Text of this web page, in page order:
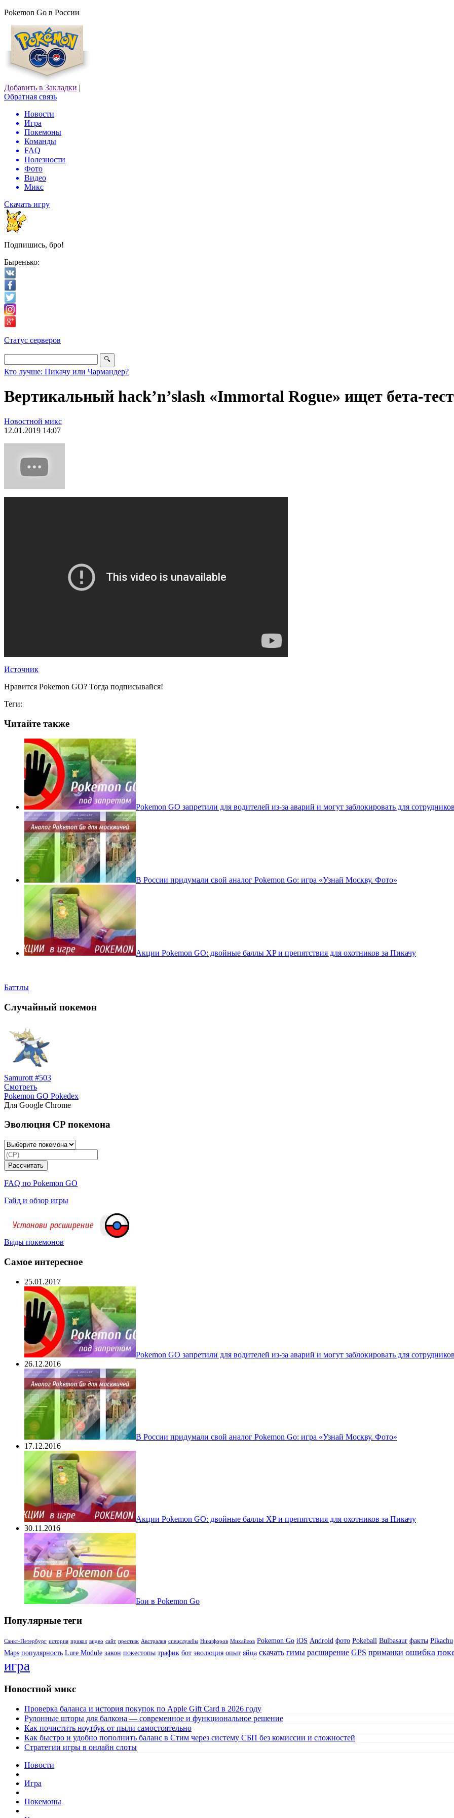
Pokemon Go в России
Добавить в Закладки |
Обратная связь
Новости
Игра
Покемоны
Команды
FAQ
Полезности
Фото
Видео
Микс
Скачать игру
Подпишись, бро!
Быренько:
Статус серверов
Кто лучше: Пикачу или Чармандер?
Вертикальный hack’n’slash «Immortal Rogue» ищет бета-
Новостной микс
12.01.2019 14:07
Источник
Нравится Pokemon GO? Тогда подписывайся!
Теги:
Читайте также
Pokеmon GO запретили для водителей из-за аварий и могут заблокировать для
В России придумали свой аналог Pokemon Go: игра «Узнай Москву. Фото»
Акции Pokemon GO: двойные баллы XP и препятствия для охотников за Пикачу
Баттлы
Случайный покемон
Samurott #503
Смотреть
Pokemon GO Pokedex
Для Google Chrome
Эволюция CP покемона
FAQ по Pokemon GO
Гайд и обзор игры
Виды покемонов
Самое интересное
25.01.2017
Pokеmon GO запретили для водителей из-за аварий и могут заблокировать для
26.12.2016
В России придумали свой аналог Pokemon Go: игра «Узнай Москву. Фото»
17.12.2016
Акции Pokemon GO: двойные баллы XP и препятствия для охотников за Пикачу
30.11.2016
Бои в Pokemon Go
Популярные теги
Санкт-Петербург история прикол видео сайт престиж Австралия спецслужбы Никифоров Михайлов Pokemon Go iOS Android фото Pokeball Bulbasaur факты Pikachu
Maps популярность Lure Module закон покестопы трафик бот эволюция опыт яйца скачать гимы расширение GPS приманки ошибка
игра
Новостной микс
Проверка баланса и история покупок по Apple Gift Card в 2026 году
Рулонные шторы для балкона — современное и функциональное решение
Как почистить ноутбук от пыли самостоятельно
Как быстро и удобно пополнить баланс в Стим через систему СБП без комиссии и сложностей
Стратегии игры в онлайн слоты
Новости
Игра
Покемоны